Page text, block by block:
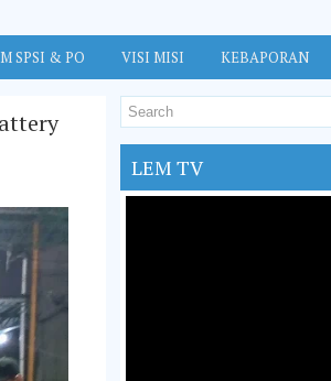
SPSI & PO VISI MISI KEBAPORAN
LEM TV